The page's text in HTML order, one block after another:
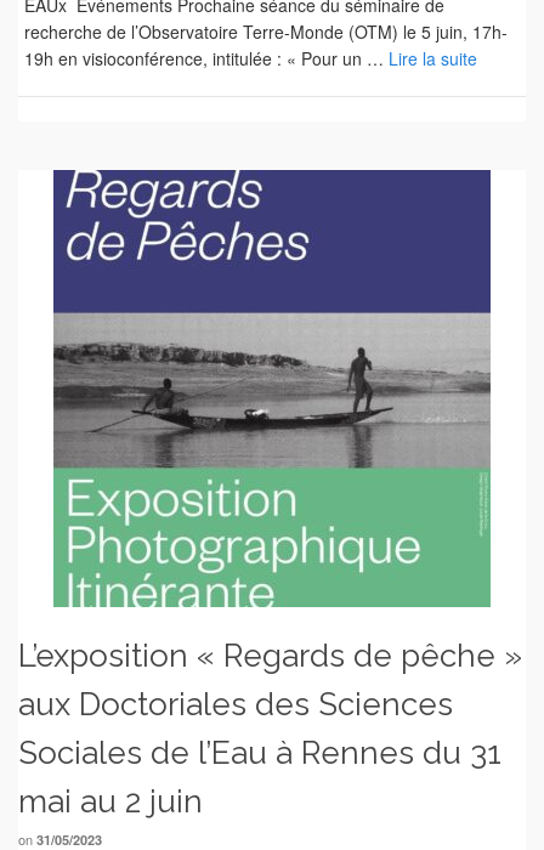
EAUx Événements Prochaine séance du séminaire de
recherche de l’Observatoire Terre-Monde (OTM) le 5 juin, 17h-
19h en visioconférence, intitulée : « Pour un … Lire la suite
L’exposition « Regards de pêche »
aux Doctoriales des Sciences
Sociales de l’Eau à Rennes du 31
mai au 2 juin
on 31/05/2023